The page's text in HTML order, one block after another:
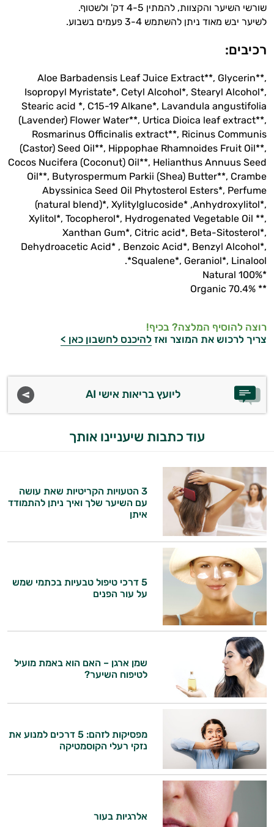
שורשי השיער והקצוות, להמתין 4-5 דק' ולשטוף.
לשיער יבש מאוד ניתן להשתמש 3-4 פעמים בשבוע.
רכיבים:
Aloe Barbadensis Leaf Juice Extract**, Glycerin**,
Isopropyl Myristate*, Cetyl Alcohol*, Stearyl Alcohol*,
Stearic acid *, C15-19 Alkane*, Lavandula angustifolia
(Lavender) Flower Water**, Urtica Dioica leaf extract**,
Rosmarinus Officinalis extract**, Ricinus Communis
(Castor) Seed Oil**, Hippophae Rhamnoides Fruit Oil**,
Cocos Nucifera (Coconut) Oil**, Helianthus Annuus Seed
Oil**, Butyrospermum Parkii (Shea) Butter**, Crambe
Abyssinica Seed Oil Phytosterol Esters*, Perfume
(natural blend)*, Xylitylglucoside* ,Anhydroxylitol*,
Xylitol*, Tocopherol*, Hydrogenated Vegetable Oil **,
Xanthan Gum*, Citric acid*, Beta-Sitosterol*,
Dehydroacetic Acid* , Benzoic Acid*, Benzyl Alcohol*,
Squalene*, Geraniol*, Linalool*.
*Natural 100%
** %Organic 70.4
רוצה להוסיף המלצה? בכיף!
צריך לרכוש את המוצר ואז להיכנס לחשבון כאן >
ליועץ בריאות אישי AI
עוד כתבות שיעניינו אותך
3 הטעויות הקריטיות שאת עושה
עם השיער שלך ואיך ניתן להתמודד
איתן
5 דרכי טיפול טבעיות בכתמי שמש
על עור הפנים
שמן ארגן – האם הוא באמת מועיל
לטיפוח השיער?
מפסיקות לזהם: 5 דרכים למנוע את
נזקי רעלי הקוסמטיקה
אלרגיות בעור
היי,
אני יועץ הבריאות האישי AI של טבע בריא.
התשובות שלי מבוססות על מאגרי מידע קליניים
וספרות מקצועית בתחומי הרפואה הטבעית